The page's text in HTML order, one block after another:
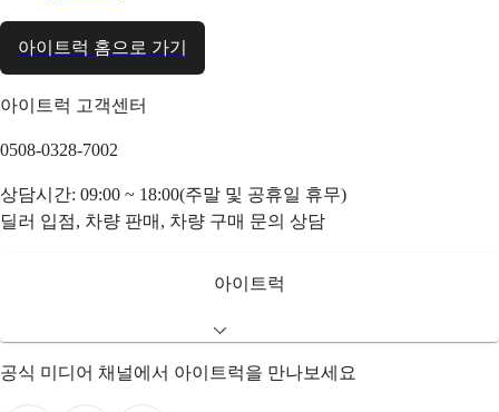
아이트럭 홈으로 가기
아이트럭 고객센터
0508-0328-7002
상담시간: 09:00 ~ 18:00(주말 및 공휴일 휴무)
딜러 입점, 차량 판매, 차량 구매 문의 상담
아이트럭
공식 미디어 채널에서 아이트럭을 만나보세요